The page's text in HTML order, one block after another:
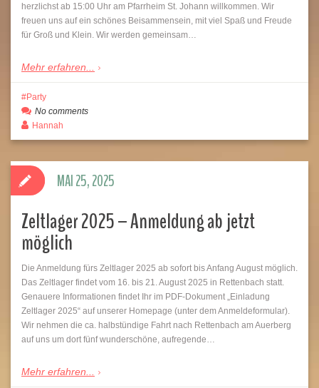
herzlichst ab 15:00 Uhr am Pfarrheim St. Johann willkommen. Wir
freuen uns auf ein schönes Beisammensein, mit viel Spaß und Freude
für Groß und Klein. Wir werden gemeinsam…
Mehr erfahren...
Party
No comments
Hannah
Zeltlager 2025 – Anmeldung ab jetzt
möglich
Die Anmeldung fürs Zeltlager 2025 ab sofort bis Anfang August möglich.
Das Zeltlager findet vom 16. bis 21. August 2025 in Rettenbach statt.
Genauere Informationen findet Ihr im PDF-Dokument „Einladung
Zeltlager 2025“ auf unserer Homepage (unter dem Anmeldeformular).
Wir nehmen die ca. halbstündige Fahrt nach Rettenbach am Auerberg
auf uns um dort fünf wunderschöne, aufregende…
Mehr erfahren...
MAI 25, 2025